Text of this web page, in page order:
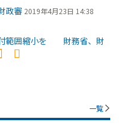
政審 2019年4月23日 14:38
付範囲縮小を 財務省、財
一覧